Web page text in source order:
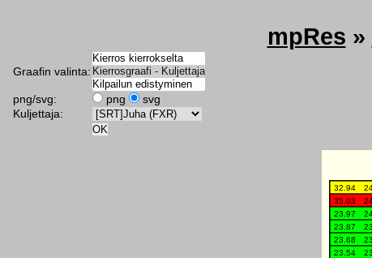
mpRes »
Graafin valinta:
png/svg: png
svg
Kuljettaja: